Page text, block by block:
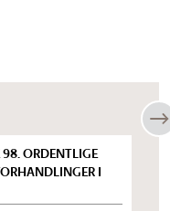
ORDENTLIGE
I